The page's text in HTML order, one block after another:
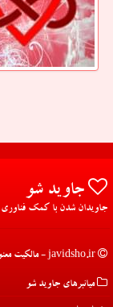
جاوید شو
جاویدان شدن با کمک فناوری
میانبرهای جاوید شو